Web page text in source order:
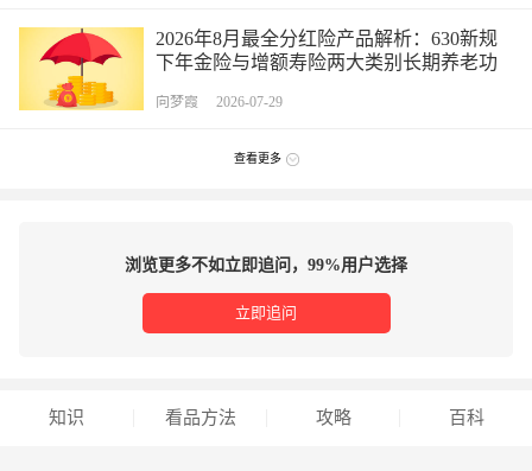
2026年8月最全分红险产品解析：630新规
下年金险与增额寿险两大类别长期养老功
向梦霞 2026-07-29
查看更多
浏览更多不如立即追问，99%用户选择
立即追问
知识 看品方法 攻略 百科